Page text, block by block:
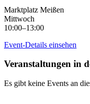
Marktplatz Meißen
Mittwoch
10:00–13:00
Event-Details einsehen
Veranstaltungen in
Es gibt keine Events an